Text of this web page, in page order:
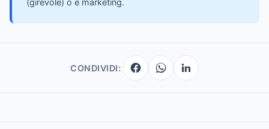
(girevole) o è marketing.
CONDIVIDI: